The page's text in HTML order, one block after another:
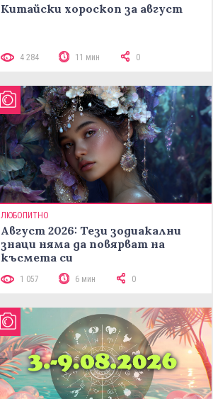
Китайски хороскоп за август
4 284 11 мин 0
ЛЮБОПИТНО
Август 2026: Тези зодиакални
знаци няма да повярват на
късмета си
1 057 6 мин 0